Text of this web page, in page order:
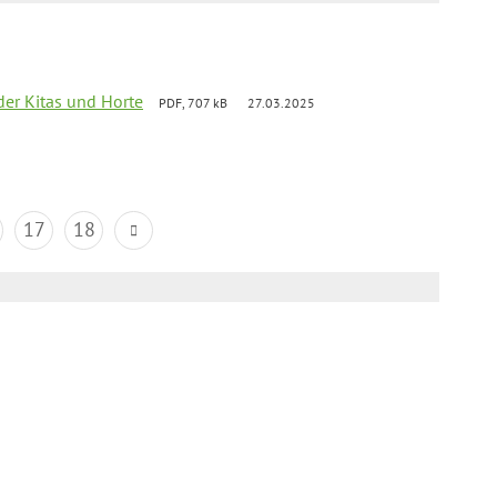
Kitas und Horte PDF, 707 kB 27.03.2025
17 18